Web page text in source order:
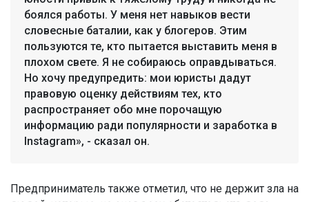
боялся работы. У меня нет навыков вести
словесные баталии, как у блогеров. Этим
пользуются те, кто пытается выставить меня в
плохом свете. Я не собираюсь оправдываться.
Но хочу предупредить: мои юристы дадут
правовую оценку действиям тех, кто
распространяет обо мне порочащую
информацию ради популярности и заработка в
Instagram», - сказал он.
Предприниматель также отметил, что не держит зла на